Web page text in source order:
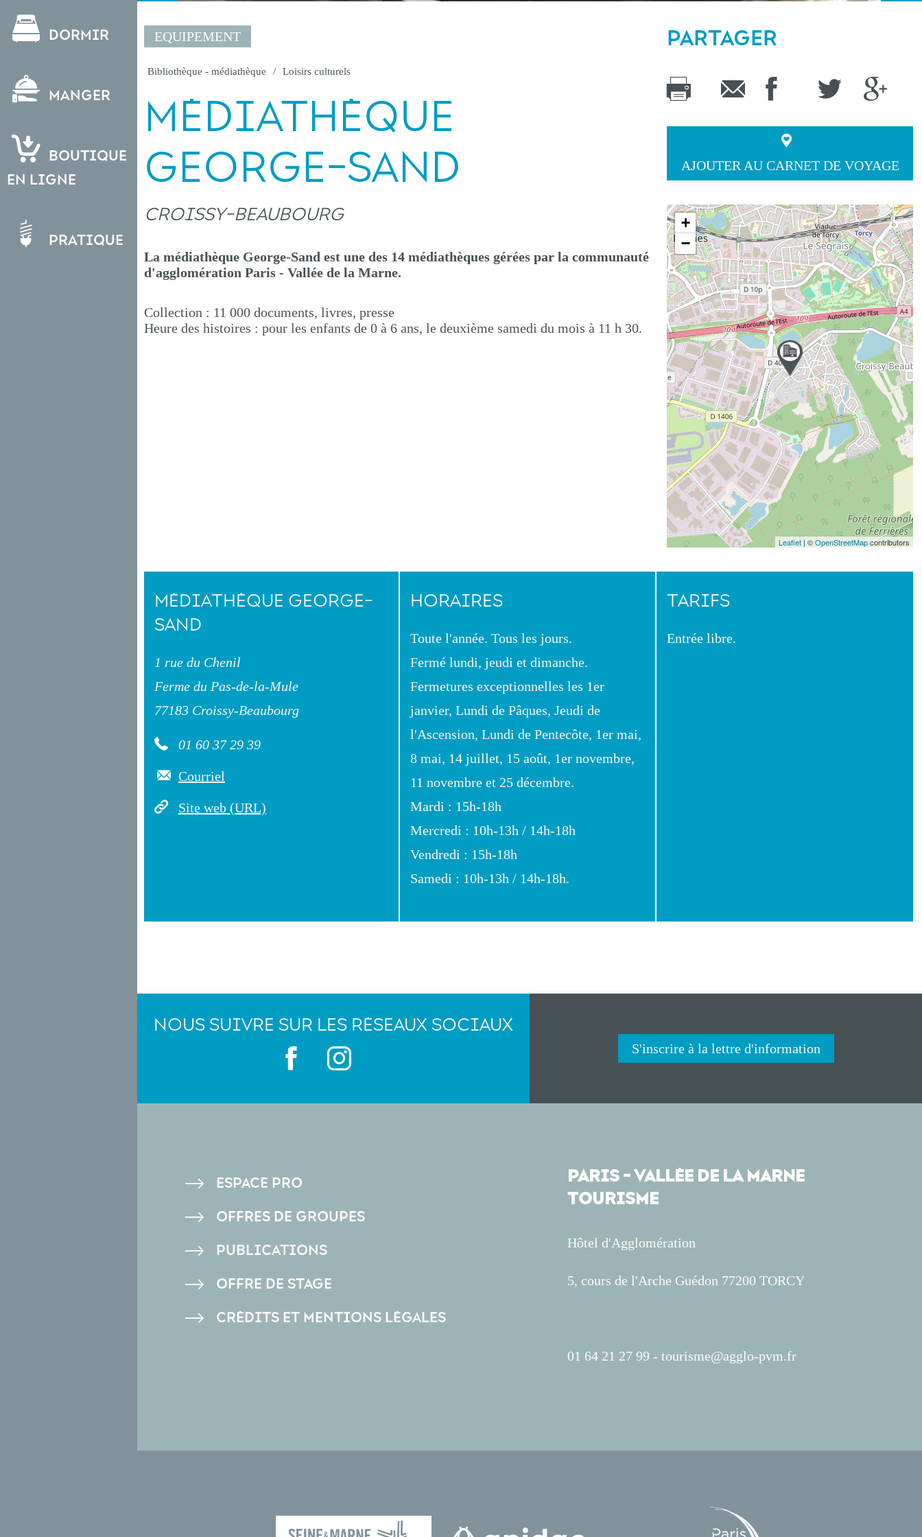
Dormir
Manger
Boutique
en ligne
Pratique
EQUIPEMENT
Bibliothèque - médiathèque Loisirs culturels
MÉDIATHÈQUE
GEORGE-SAND
CROISSY-BEAUBOURG
La médiathèque George-Sand est une des 14 médiathèques gérées par la communauté
d'agglomération Paris - Vallée de la Marne.
Collection : 11 000 documents, livres, presse
Heure des histoires : pour les enfants de 0 à 6 ans, le deuxième samedi du mois à 11 h 30.
PARTAGER
AJOUTER AU CARNET DE VOYAGE
+
−
Leaflet | ©OpenStreetMapcontributors
MÉDIATHÈQUE GEORGE-
SAND
1 rue du Chenil
Ferme du Pas-de-la-Mule
77183 Croissy-Beaubourg
01 60 37 29 39
Courriel
Site web (URL)
HORAIRES
Toute l'année. Tous les jours.
Fermé lundi, jeudi et dimanche.
Fermetures exceptionnelles les 1er
janvier, Lundi de Pâques, Jeudi de
l'Ascension, Lundi de Pentecôte, 1er mai,
8 mai, 14 juillet, 15 août, 1er novembre,
11 novembre et 25 décembre.
Mardi : 15h-18h
Mercredi : 10h-13h / 14h-18h
Vendredi : 15h-18h
Samedi : 10h-13h / 14h-18h.
TARIFS
Entrée libre.
NOUS SUIVRE SUR LES RÉSEAUX SOCIAUX
S'inscrire à la lettre d'information
PIED
DE
ESPACE PRO
OFFRES DE GROUPES
PUBLICATIONS
OFFRE DE STAGE
CRÉDITS ET MENTIONS LÉGALES
PARIS - VALLÉE DE LA MARNE
TOURISME
Hôtel d'Agglomération
5, cours de l'Arche Guédon 77200 TORCY
01 64 21 27 99 - tourisme@agglo-pvm.fr